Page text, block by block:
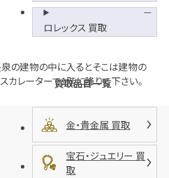
の建物の中に入るとそこは建物の
カレーターで1階に降りて下さい。
ロレックス 買取
買取品目一覧
金・貴金属 買取
宝石・ジュエリー 買
取